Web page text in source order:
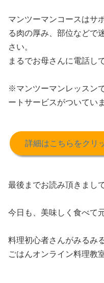
マンツーマンコースはサ
る肉の厚み、部位などで
さい。
まるでお母さんに電話し
※マンツーマンレッスン
ートサービスがついてい
詳細はこちらをクリ
最後までお読み頂きまし
今日も、美味しく食べて
料理初心者さんがみるみ
ごはんオンライン料理教